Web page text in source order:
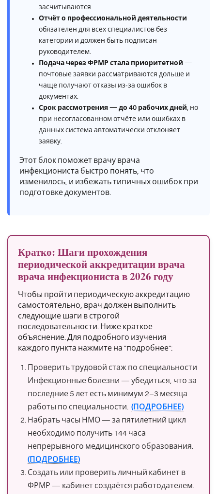
засчитываются.
Отчёт о профессиональной деятельности
обязателен для всех специалистов без
категории и должен быть подписан
руководителем.
Подача через ФРМР стала приоритетной —
почтовые заявки рассматриваются дольше и
чаще получают отказы из‑за ошибок в
документах.
Срок рассмотрения — до 40 рабочих дней , но
при несогласованном отчёте или ошибках в
данных система автоматически отклоняет
заявку.
Этот блок поможет врачу врача
инфекциониста быстро понять, что
изменилось, и избежать типичных ошибок при
подготовке документов.
Кратко: Шаги прохождения
периодической аккредитации врача
врача инфекциониста в 2026 году
Чтобы пройти периодическую аккредитацию
самостоятельно, врач должен выполнить
следующие шаги в строгой
последовательности. Ниже краткое
объяснение. Для подробного изучения
каждого пункта нажмите на "подробнее":
Проверить трудовой стаж по специальности
Инфекционные болезни — убедиться, что за
последние 5 лет есть минимум 2–3 месяца
работы по специальности. (ПОДРОБНЕЕ)
Набрать часы НМО — за пятилетний цикл
необходимо получить 144 часа
непрерывного медицинского образования.
(ПОДРОБНЕЕ)
Создать или проверить личный кабинет в
ФРМР — кабинет создаётся работодателем.